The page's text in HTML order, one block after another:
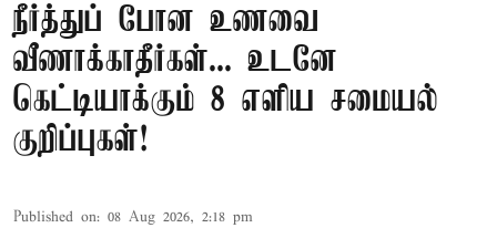
நீர்த்துப் போன உணவை
வீணாக்காதீர்கள்... உடனே
கெட்டியாக்கும் 8 எளிய சமையல்
குறிப்புகள்!
Published on: 08 Aug 2026, 2:18 pm